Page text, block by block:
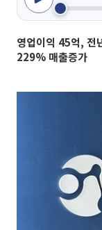
영업이익 45억, 전
229% 매출증가